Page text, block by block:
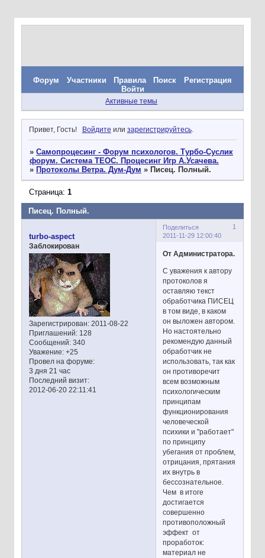
Форум Участники Правила Поиск
Регистрация
Войти
Активные темы
Привет, Гость! Войдите или зарегистрируйтесь.
» Самопроцесинг - Форум психологов. Турбо-Суслик
форум. Система ТЕОС. Процесинг Игр А.Усачева.
» Протоколы Ветра. Дум-Дум » Писец. Полный.
Писец. Полный.
Страница: 1
Поделиться
1
2011-11-29 12:00:40
turbo-aspect
Заблокирован
Зарегистрирован: 2011-08-22
Приглашений:128
Сообщений:340
Уважение: +25
Провел на форуме:
3 дня 21 час
Последний визит:
2012-06-20 22:11:41
От Администратора.
С уважения к автору
протоколов я
оставляю текст
обработчика ПИСЕЦ
в том виде, в каком
он выложен автором.
Но настоятельно
рекомендую данный
обработчик не
использовать, так как
он противоречит
всем возможным
психологическим
принципам
функционирования
человеческой
психики и "работает"
по принципу
убегания от проблем,
отрицания, прятания
их внутрь в
бессознательное.
Чем в итоге
достигается
совершенно
противоположный
эффект от
проработок:
материал не